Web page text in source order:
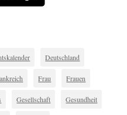
Deutschland
Frau Frauen
Gesellschaft Gesundheit